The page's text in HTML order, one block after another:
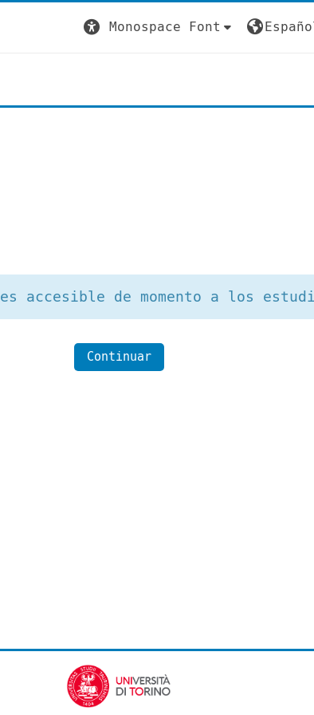
Monospace Font
accesible de momento a los
Continuar